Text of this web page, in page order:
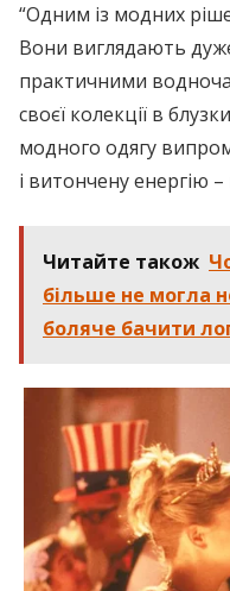
“Одним із модних
Вони виглядають
практичними
своєї колекції в
модного одягу
і витончену енергію
Читайте також
більше не могла
боляче бачити